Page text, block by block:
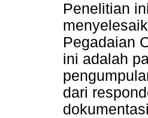
Penelitian
Pegadaian
ini adalah
dari